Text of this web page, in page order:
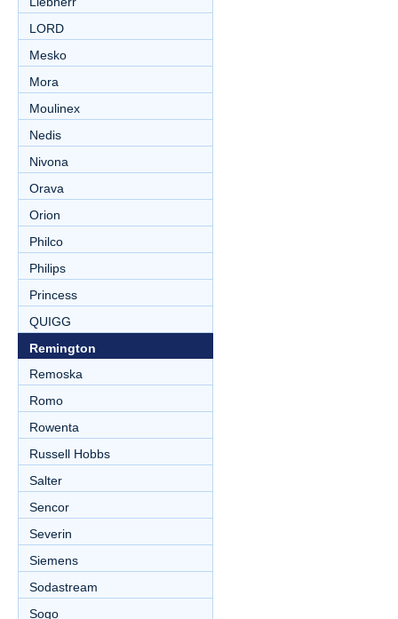
LORD
Mesko
Mora
Moulinex
Nedis
Nivona
Orava
Orion
Philco
Philips
Princess
QUIGG
Remington
Remoska
Romo
Rowenta
Russell Hobbs
Salter
Sencor
Severin
Siemens
Sodastream
Sogo